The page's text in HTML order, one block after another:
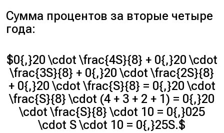
Сумма процентов за вторые четыре
года:
$0{,}20 \cdot \frac{4S}{8} + 0{,}20 \cdot
\frac{3S}{8} + 0{,}20 \cdot \frac{2S}{8}
+ 0{,}20 \cdot \frac{S}{8} = 0{,}20 \cdot
\frac{S}{8} \cdot (4 + 3 + 2 + 1) = 0{,}20
\cdot \frac{S}{8} \cdot 10 = 0{,}025
\cdot S \cdot 10 = 0{,}25S.$